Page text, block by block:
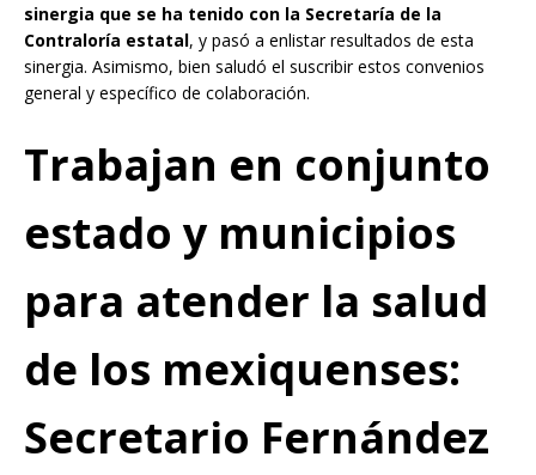
sinergia que se ha tenido con la Secretaría de la
Contraloría estatal, y pasó a enlistar resultados de esta
sinergia. Asimismo, bien saludó el suscribir estos convenios
general y específico de colaboración.
Trabajan en conjunto
estado y municipios
para atender la salud
de los mexiquenses:
Secretario Fernández